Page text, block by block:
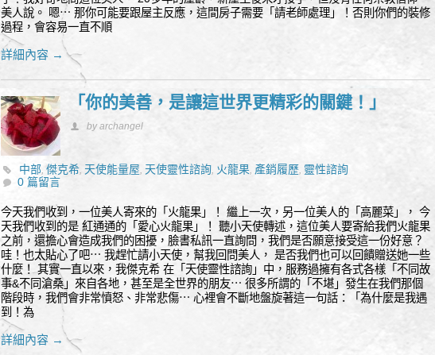
美人說。 嗯⋯ 那你可能要跟屋主反應，這間房子需要「請老師處理」！否則你們的裝修
過程，會容易一直不順
詳細內容 →
「你的美善，是讓這世界更精彩的關鍵！」
by archangel
中部, 傑克希, 天使能量屋, 天使靈性諮詢, 火龍果, 產銷履歷, 靈性諮詢
0 篇留言
今天我們收到，一位美人寄來的「火龍果」！ 繼上一次，另一位美人的「高麗菜」， 今
天我們收到的是 紅通通的「愛心火龍果」！ 聽小天使轉述，這位美人要寄給我們火龍果
之前，還擔心會造成我們的困擾，臉書私訊一直詢問，我們是否願意接受這一份好意？
哇！也太貼心了吧⋯ 我趕忙請小天使，幫我回問美人， 是否我們也可以回饋贈送她一些
什麼！ 其實一直以來，我傑克希 在「天使靈性諮詢」中，服務過擁有各式各樣「不同故
事&不同滄桑」來自各地，甚至是全世界的朋友⋯ 很多所謂的「不堪」發生在我們那個
階段時，我們會非常憤怒、非常悲傷⋯ 心裡會不斷地盤旋著這一句話：「為什麼是我遇
到！為
詳細內容 →